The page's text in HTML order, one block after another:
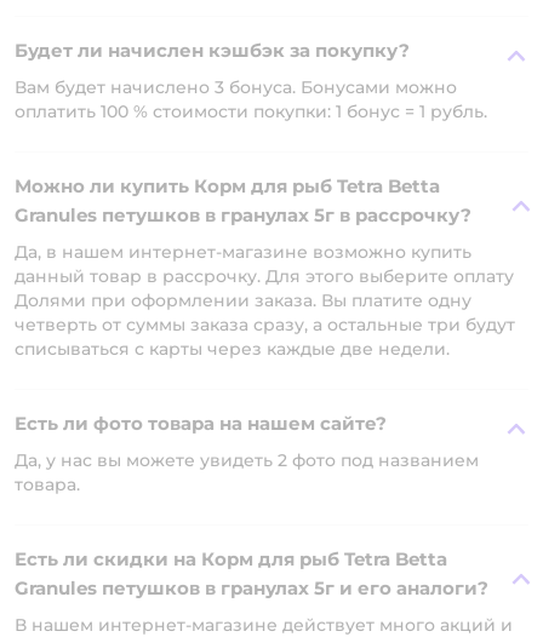
Будет ли начислен кэшбэк за покупку?
Вам будет начислено 3 бонуса. Бонусами можно
оплатить 100 % стоимости покупки: 1 бонус = 1 рубль.
Можно ли купить Корм для рыб Tetra Betta
Granules петушков в гранулах 5г в рассрочку?
Да, в нашем интернет-магазине возможно купить
данный товар в рассрочку. Для этого выберите оплату
Долями при оформлении заказа. Вы платите одну
четверть от суммы заказа сразу, а остальные три будут
списываться с карты через каждые две недели.
Есть ли фото товара на нашем сайте?
Да, у нас вы можете увидеть 2 фото под названием
товара.
Есть ли скидки на Корм для рыб Tetra Betta
Granules петушков в гранулах 5г и его аналоги?
В нашем интернет-магазине действует много акций и